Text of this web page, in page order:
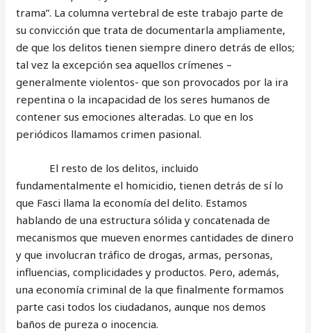
trama”. La columna vertebral de este trabajo parte de
su convicción que trata de documentarla ampliamente,
de que los delitos tienen siempre dinero detrás de ellos;
tal vez la excepción sea aquellos crímenes –
generalmente violentos- que son provocados por la ira
repentina o la incapacidad de los seres humanos de
contener sus emociones alteradas. Lo que en los
periódicos llamamos crimen pasional.
El resto de los delitos, incluido
fundamentalmente el homicidio, tienen detrás de sí lo
que Fasci llama la economía del delito. Estamos
hablando de una estructura sólida y concatenada de
mecanismos que mueven enormes cantidades de dinero
y que involucran tráfico de drogas, armas, personas,
influencias, complicidades y productos. Pero, además,
una economía criminal de la que finalmente formamos
parte casi todos los ciudadanos, aunque nos demos
baños de pureza o inocencia.